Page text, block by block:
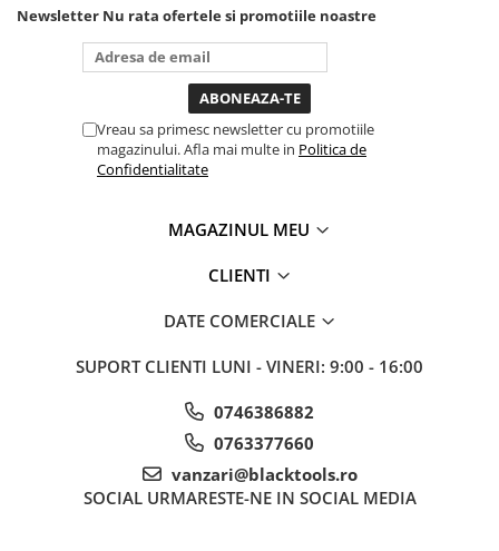
puternica si de la baterie care
tine destul de mult dar daca o
bagi la priza nu mai ai treaba
toata ziua ,ce...
Newsletter Nu rata ofertele si promotiile noastre
Vreau sa primesc newsletter cu promotiile
magazinului. Afla mai multe in Politica de
Confidentialitate
MAGAZINUL MEU
CLIENTI
DATE COMERCIALE
SUPORT CLIENTI LUNI - VINERI: 9:00 - 16:00
0746386882
0763377660
vanzari@blacktools.ro
SOCIAL URMARESTE-NE IN SOCIAL MEDIA